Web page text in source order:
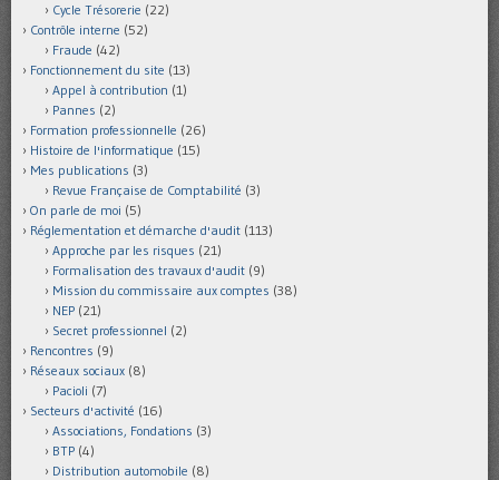
Cycle Trésorerie (22)
Contrôle interne (52)
Fraude (42)
Fonctionnement du site (13)
Appel à contribution (1)
Pannes (2)
Formation professionnelle (26)
Histoire de l'informatique (15)
Mes publications (3)
Revue Française de Comptabilité (3)
On parle de moi (5)
Réglementation et démarche d'audit (113)
Approche par les risques (21)
Formalisation des travaux d'audit (9)
Mission du commissaire aux comptes (38)
NEP (21)
Secret professionnel (2)
Rencontres (9)
Réseaux sociaux (8)
Pacioli (7)
Secteurs d'activité (16)
Associations, Fondations (3)
BTP (4)
Distribution automobile (8)